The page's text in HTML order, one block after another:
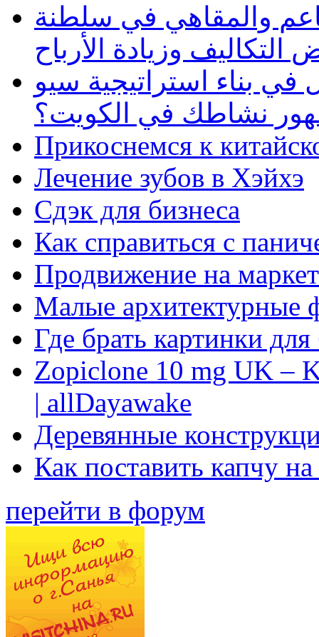
والمقاهي في سلطنة
وزيادة الأرباح
بناء استراتيجية سيو
نشاطك في الكويت؟
Прикоснемся к
Лечение зубов в Хэйхэ
Сдэк для бизнеса
Как справиться с
Продвижение на
Малые архитектурные
Где брать картинки
Zopiclone 10 mg UK –
| allDayawake
Деревянные
Как поставить капчу
перейти в форум